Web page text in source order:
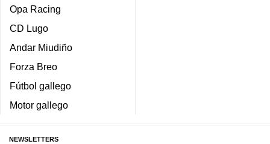
Opa Racing
CD Lugo
Andar Miudiño
Forza Breo
Fútbol gallego
Motor gallego
NEWSLETTERS